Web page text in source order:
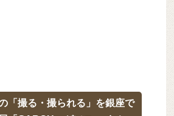
「撮る・撮られる」を銀座で